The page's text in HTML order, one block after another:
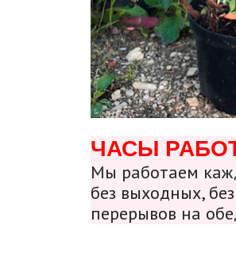
ЧАСЫ
Мы работаем
без выходных,
перерывов на